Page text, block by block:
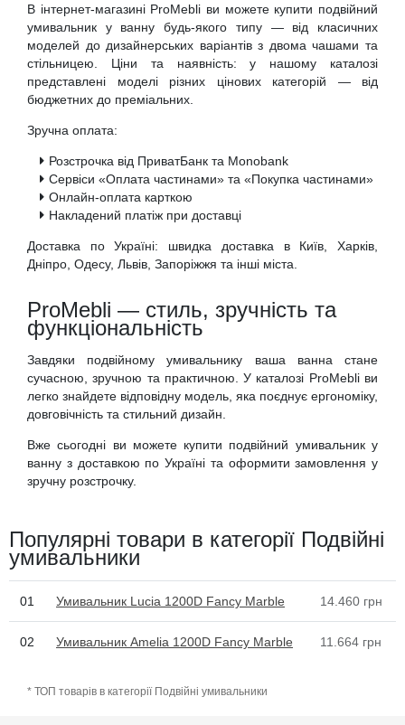
В інтернет-магазині ProMebli ви можете купити подвійний
умивальник у ванну будь-якого типу — від класичних
моделей до дизайнерських варіантів з двома чашами та
стільницею. Ціни та наявність: у нашому каталозі
представлені моделі різних цінових категорій — від
бюджетних до преміальних.
Зручна оплата:
Розстрочка від ПриватБанк та Monobank
Сервіси «Оплата частинами» та «Покупка частинами»
Онлайн-оплата карткою
Накладений платіж при доставці
Доставка по Україні: швидка доставка в Київ, Харків,
Дніпро, Одесу, Львів, Запоріжжя та інші міста.
ProMebli — стиль, зручність та
функціональність
Завдяки подвійному умивальнику ваша ванна стане
сучасною, зручною та практичною. У каталозі ProMebli ви
легко знайдете відповідну модель, яка поєднує ергономіку,
довговічність та стильний дизайн.
Вже сьогодні ви можете купити подвійний умивальник у
ванну з доставкою по Україні та оформити замовлення у
зручну розстрочку.
Популярні товари в категорії Подвійні
умивальники
01 Умивальник Lucia 1200D Fancy Marble 14.460 грн
02 Умивальник Amelia 1200D Fancy Marble 11.664 грн
* ТОП товарів в категорії Подвійні умивальники